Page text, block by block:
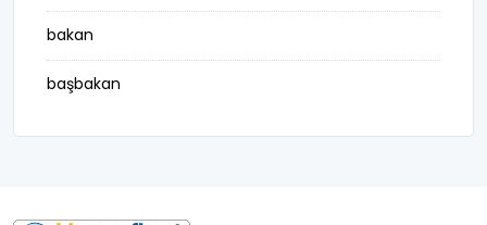
bakan
başbakan
belediye başkanı